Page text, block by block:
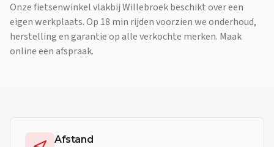
Onze fietsenwinkel vlakbij Willebroek beschikt over een
eigen werkplaats. Op 18 min rijden voorzien we onderhoud,
herstelling en garantie op alle verkochte merken. Maak
online een afspraak.
Afstand